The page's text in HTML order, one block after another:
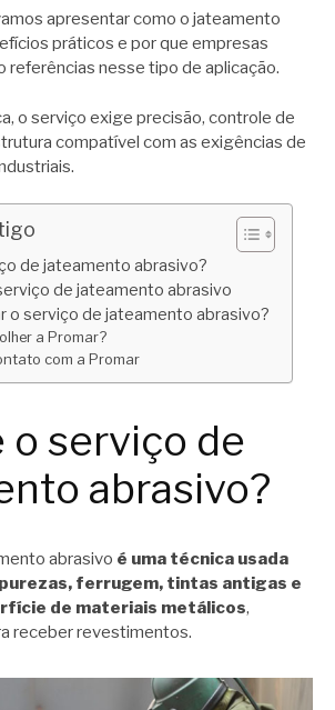
apresentar como o jateamento
práticos e por que empresas
referências nesse tipo de aplicação.
o serviço exige precisão, controle de
compatível com as exigências de
de jateamento abrasivo?
de jateamento abrasivo
o serviço de jateamento abrasivo?
a Promar?
com a Promar
o serviço de
abrasivo?
abrasivo é uma técnica usada
ferrugem, tintas antigas e
de materiais metálicos,
receber revestimentos.